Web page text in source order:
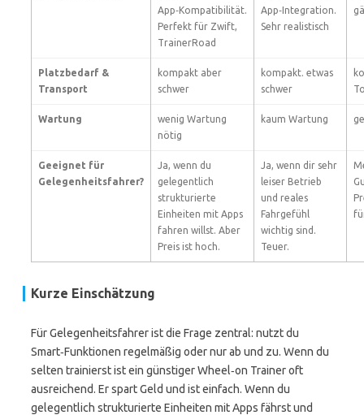
App‑Kompatibilität.
Perfekt für Zwift,
TrainerRoad
App‑Integration.
Sehr realistisch
Platzbedarf &
Transport
kompakt aber
schwer
kompakt. etwas
schwer
Wartung
wenig Wartung
nötig
kaum Wartung
Geeignet für
Gelegenheitsfahrer?
Ja, wenn du
gelegentlich
strukturierte
Einheiten mit Apps
fahren willst. Aber
Preis ist hoch.
Ja, wenn dir sehr
leiser Betrieb
und reales
Fahrgefühl
wichtig sind.
Teuer.
Kurze Einschätzung
Für Gelegenheitsfahrer ist die Frage zentral: nutzt du
Smart‑Funktionen regelmäßig oder nur ab und zu. Wenn du
selten trainierst ist ein günstiger Wheel‑on Trainer oft
ausreichend. Er spart Geld und ist einfach. Wenn du
gelegentlich strukturierte Einheiten mit Apps fährst und